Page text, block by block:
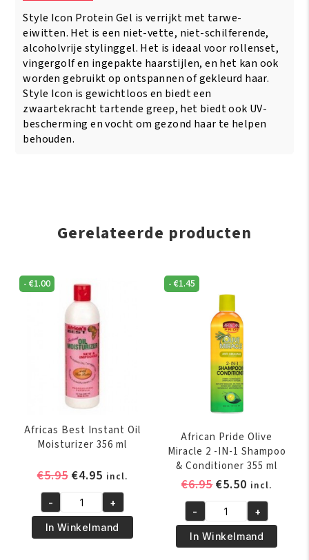
Style Icon Protein Gel is verrijkt met tarwe-
eiwitten. Het is een niet-vette, niet-schilferende,
alcoholvrije stylinggel. Het is ideaal voor rollenset,
vingergolf en ingepakte haarstijlen, en het kan ook
worden gebruikt op ontspannen of gekleurd haar.
Style Icon is gewichtloos en biedt een
zwaartekracht tartende greep, het biedt ook UV-
bescherming en vocht om gezond haar te helpen
behouden.
Gerelateerde producten
-€1.00
Africas Best Instant Oil
Moisturizer 356 ml
€5.95 Oorspronkelijke
was:
€5.95.
€4.95Huidige
prijs
is:
€4.95.
incl.
Africas
Best
Instant
- +
In Winkelmand
-€1.45
African Pride Olive
Miracle 2 -IN-1 Shampoo
& Conditioner 355 ml
€6.95
was:
€6.95.
€5.50 Huidige
prijs
is:
€5.50.
incl.
African
Pride
Olive
- +
In Winkelmand